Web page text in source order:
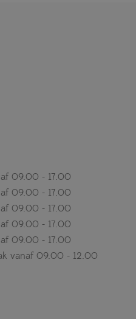
09.00 - 17.00
09.00 - 17.00
09.00 - 17.00
09.00 - 17.00
09.00 - 17.00
vanaf 09.00 - 12.00